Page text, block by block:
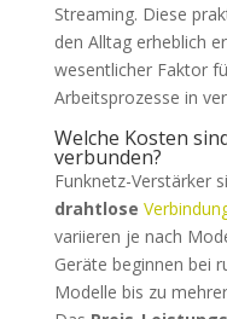
Streaming. Diese
den Alltag erheblich
wesentlicher Faktor
Arbeitsprozesse in
Welche Kosten
verbunden?
Funknetz-Verstärker
drahtlose
variieren je nach
Geräte beginnen bei
Modelle bis zu